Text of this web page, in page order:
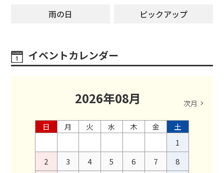
雨の日
ピックアップ
イベントカレンダー
2026年08月 次月
日 月 火 水 木 金
土
1
2
3 4 5 6 7
8